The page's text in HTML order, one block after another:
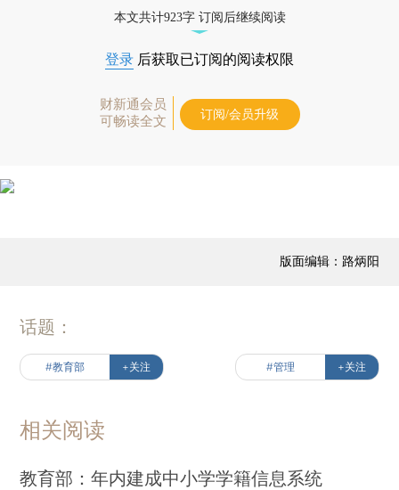
本文共计923字 订阅后继续阅读
登录 后获取已订阅的阅读权限
财新通会员
可畅读全文
订阅/会员升级
版面编辑：路炳阳
话题：
#教育部 +关注 #管理 +关注
相关阅读
教育部：年内建成中小学学籍信息系统